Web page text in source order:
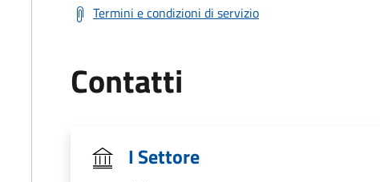
Termini e condizioni di servizio
Contatti
I Settore